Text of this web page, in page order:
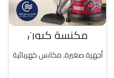
مكنسة كيون
كهربائية 25 لتر 2000واط تركىأجهزة صغيرة,مكانس كهربائية